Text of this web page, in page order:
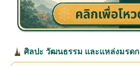
ศิลปะ วัฒนธรรม และแหล่งมรดก